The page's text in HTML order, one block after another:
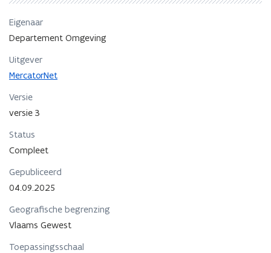
Eigenaar
Departement Omgeving
Uitgever
MercatorNet
Versie
versie 3
Status
Compleet
Gepubliceerd
04.09.2025
Geografische begrenzing
Vlaams Gewest
Toepassingsschaal